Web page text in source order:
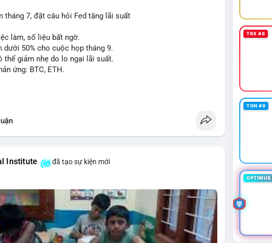
tháng 7, đặt câu hỏi Fed tăng lãi suất
làm, số liệu bất ngờ.
dưới 50% cho cuộc họp tháng 9.
thể giảm nhẹ do lo ngại lãi suất.
ứng: BTC, ETH.
Institute đã tạo sự kiện mới
TRX #8
TON #9
OPTIMUS